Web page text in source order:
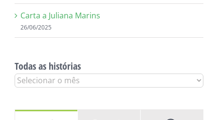
Carta a Juliana Marins
26/06/2025
Todas as histórias
Todas